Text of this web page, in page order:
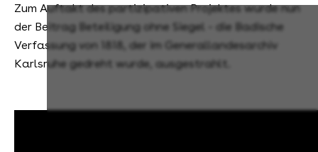
Zum Auftakt des partizipativen Projektes wurde nun
der Beitrag Beteiligung ohne Siegel - die Badische
Verfassung von 1818, der im Generallandesarchiv
Karlsruhe gedreht wurde, ausgestrahlt.